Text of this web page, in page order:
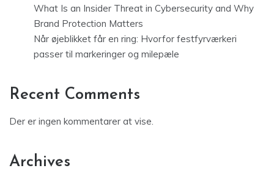
What Is an Insider Threat in Cybersecurity and Why
Brand Protection Matters
Når øjeblikket får en ring: Hvorfor festfyrværkeri
passer til markeringer og milepæle
Recent Comments
Der er ingen kommentarer at vise.
Archives